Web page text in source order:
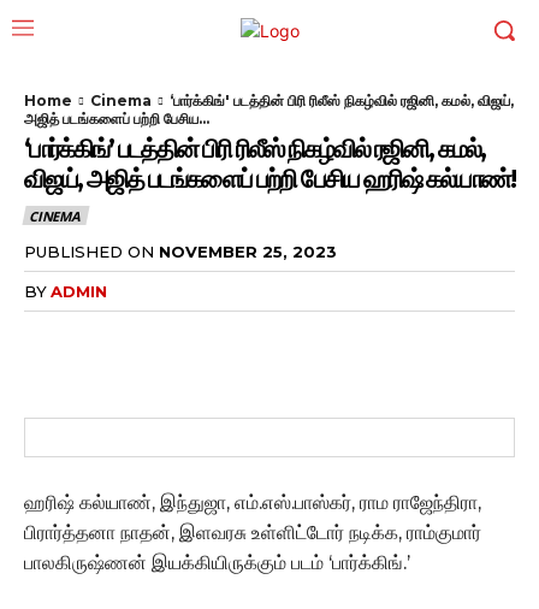
Home Cinema
‘பார்க்கிங்' படத்தின் பிரி ரிலீஸ் நிகழ்வில் ரஜினி, கமல், விஜய்,
அஜித் படங்களைப் பற்றி பேசிய...
‘பார்க்கிங்’ படத்தின் பிரி ரிலீஸ் நிகழ்வில் ரஜினி, கமல்,
விஜய், அஜித் படங்களைப் பற்றி பேசிய ஹரிஷ் கல்யாண்!
CINEMA
PUBLISHED ON NOVEMBER 25, 2023
BYADMIN
ஹரிஷ் கல்யாண், இந்துஜா, எம்.எஸ்.பாஸ்கர், ராம ராஜேந்திரா,
பிரார்த்தனா நாதன், இளவரசு உள்ளிட்டோர் நடிக்க, ராம்குமார்
பாலகிருஷ்ணன் இயக்கியிருக்கும் படம் ‘பார்க்கிங்.’